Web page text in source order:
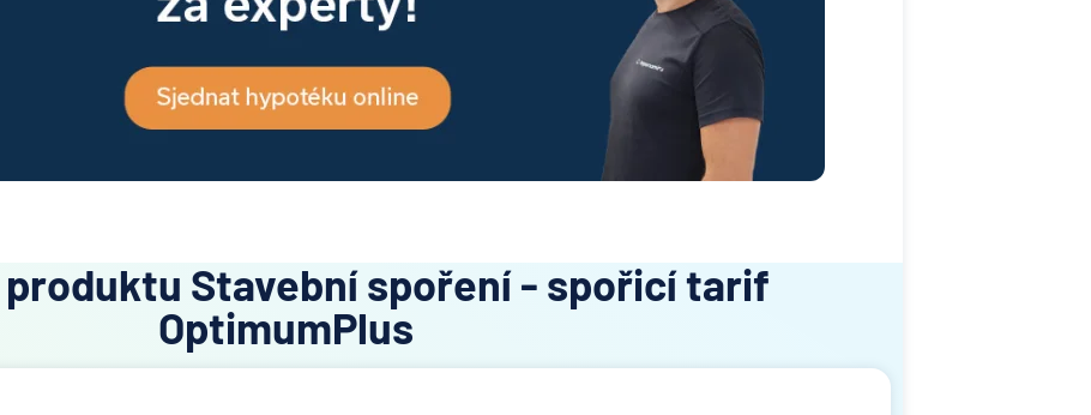
Stavební spoření - spořicí tarif
OptimumPlus